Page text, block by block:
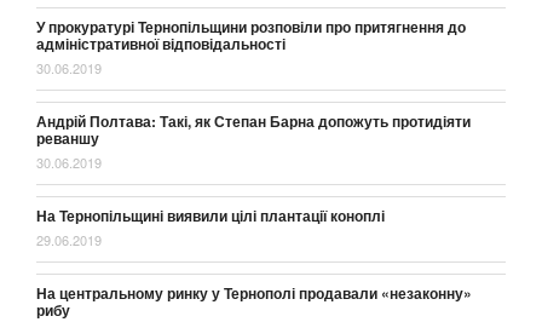
У прокуратурі Тернопільщини розповіли про притягнення до
адміністративної відповідальності
30.06.2019
Андрій Полтава: Такі, як Степан Барна допожуть протидіяти
реваншу
30.06.2019
На Тернопільщині виявили цілі плантації коноплі
29.06.2019
На центральному ринку у Тернополі продавали «незаконну»
рибу